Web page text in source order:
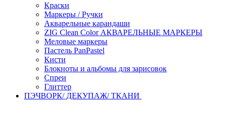
Краски
Маркеры / Ручки
Акварельные карандаши
ZIG Clean Color АКВАРЕЛЬНЫЕ МАРКЕРЫ
Меловые маркеры
Пастель PanPastel
Кисти
Блокноты и альбомы для зарисовок
Спреи
Глиттер
ПЭЧВОРК/ ДЕКУПАЖ/ ТКАНИ